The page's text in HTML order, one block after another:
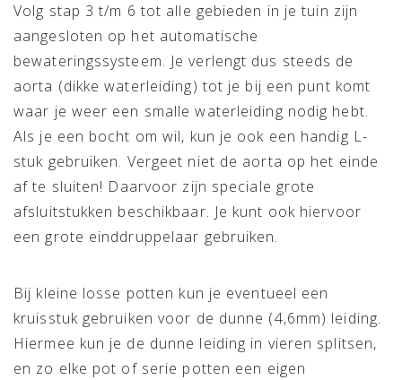
Volg stap 3 t/m 6 tot alle gebieden in je tuin zijn
aangesloten op het automatische
bewateringssysteem. Je verlengt dus steeds de
aorta (dikke waterleiding) tot je bij een punt komt
waar je weer een smalle waterleiding nodig hebt.
Als je een bocht om wil, kun je ook een handig L-
stuk gebruiken. Vergeet niet de aorta op het einde
af te sluiten! Daarvoor zijn speciale grote
afsluitstukken beschikbaar. Je kunt ook hiervoor
een grote einddruppelaar gebruiken.
Bij kleine losse potten kun je eventueel een
kruisstuk gebruiken voor de dunne (4,6mm) leiding.
Hiermee kun je de dunne leiding in vieren splitsen,
en zo elke pot of serie potten een eigen